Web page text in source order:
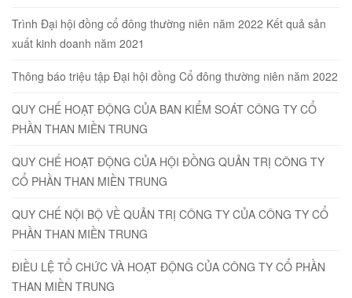
Trình Đại hội đồng cổ đông thường niên năm 2022 Kết quả sản
xuất kinh doanh năm 2021
Thông báo triệu tập Đại hội đồng Cổ đông thường niên năm 2022
QUY CHẾ HOẠT ĐỘNG CỦA BAN KIỂM SOÁT CÔNG TY CỔ
PHẦN THAN MIỀN TRUNG
QUY CHẾ HOẠT ĐỘNG CỦA HỘI ĐỒNG QUẢN TRỊ CÔNG TY
CỔ PHẦN THAN MIỀN TRUNG
QUY CHẾ NỘI BỘ VỀ QUẢN TRỊ CÔNG TY CỦA CÔNG TY CỔ
PHẦN THAN MIỀN TRUNG
ĐIỀU LỆ TỔ CHỨC VÀ HOẠT ĐỘNG CỦA CÔNG TY CỔ PHẦN
THAN MIỀN TRUNG